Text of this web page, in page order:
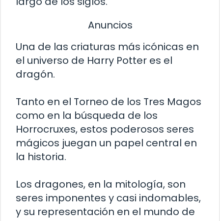
Anuncios
Una de las criaturas más icónicas en
el universo de Harry Potter es el
dragón.
Tanto en el Torneo de los Tres Magos
como en la búsqueda de los
Horrocruxes, estos poderosos seres
mágicos juegan un papel central en
la historia.
Los dragones, en la mitología, son
seres imponentes y casi indomables,
y su representación en el mundo de